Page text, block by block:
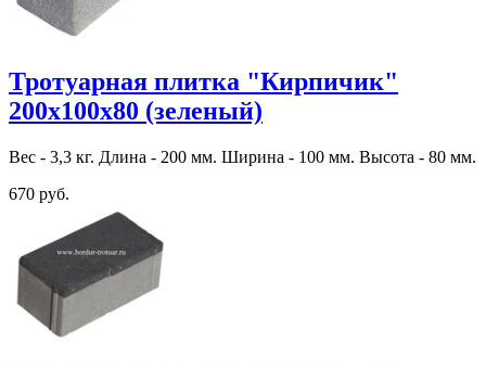
Тротуарная плитка "Кирпичик"
200х100х80 (зеленый)
Вес - 3,3 кг. Длина - 200 мм. Ширина - 100 мм. Высота - 80 мм.
670 руб.